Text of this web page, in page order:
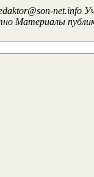
net.info
Материалы